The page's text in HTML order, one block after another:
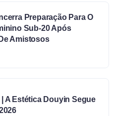
Preparação Para O
Sub-20 Após
Amistosos
| A Estética Douyin Segue